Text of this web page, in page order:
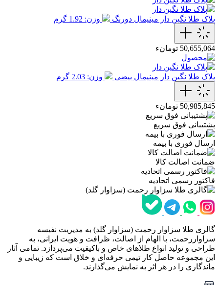
پلاک طلا نگین دار مینیمال دورنگ وزن: 1.92 گرم
50,655,064 تومانء
پلاک طلا نگین دار مینیمال بیضی وزن: 2.03 گرم
50,985,845 تومانء
پشتیبانی فوق سریع
ارسال فوری با بیمه
ضمانت اصالت کالا
فاکتور رسمی اتحادیه
گالری طلا سزاوار رحمت (سزاوار گلد) به مدیریت نفیسه
سزاواررحمت، با الهام از اصالت، ظرافت و هویت ایرانی، به
طراحی و تولید انواع طلاهای خاص و باکیفیت می‌پردازد. تمامی آثار
این مجموعه حاصل کار تیمی حرفه‌ای و خلاق است که زیبایی و
ماندگاری را در هر اثر به نمایش می‌گذارند.